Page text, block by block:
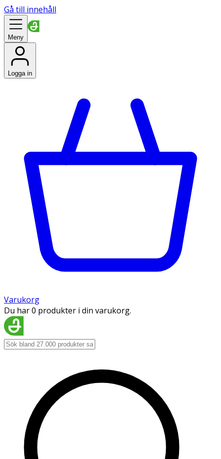
Gå till innehåll
Meny
Logga in
Varukorg
Du har 0 produkter i din varukorg.